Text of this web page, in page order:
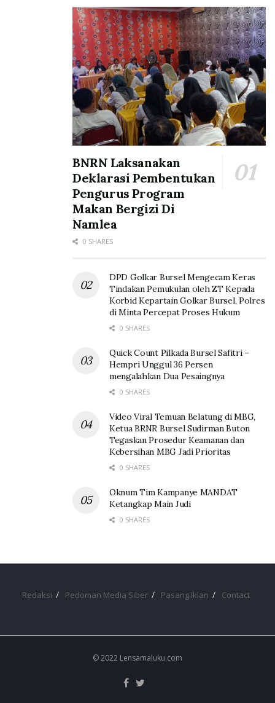
BNRN Laksanakan
Deklarasi Pembentukan
Pengurus Program
Makan Bergizi Di
Namlea
0 SHARES
DPD Golkar Bursel Mengecam Keras
Tindakan Pemukulan oleh ZT Kepada
Korbid Kepartain Golkar Bursel, Polres
di Minta Percepat Proses Hukum
0 SHARES
Quick Count Pilkada Bursel Safitri –
Hempri Unggul 36 Persen
mengalahkan Dua Pesaingnya
0 SHARES
Video Viral Temuan Belatung di MBG,
Ketua BRNR Bursel Sudirman Buton
Tegaskan Prosedur Keamanan dan
Kebersihan MBG Jadi Prioritas
0 SHARES
Oknum Tim Kampanye MANDAT
Ketangkap Main Judi
0 SHARES
Redaksi Pedoman Media Siber Pasang Iklan Contact
© 2022 Lensamaluku.com